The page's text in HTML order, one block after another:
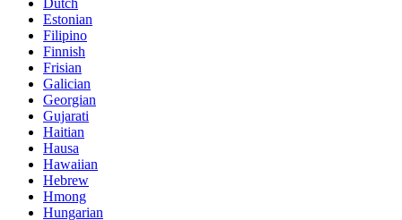
Dutch
Estonian
Filipino
Finnish
Frisian
Galician
Georgian
Gujarati
Haitian
Hausa
Hawaiian
Hebrew
Hmong
Hungarian